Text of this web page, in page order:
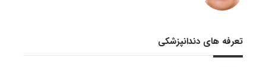
تعرفه های دندانپزشکی